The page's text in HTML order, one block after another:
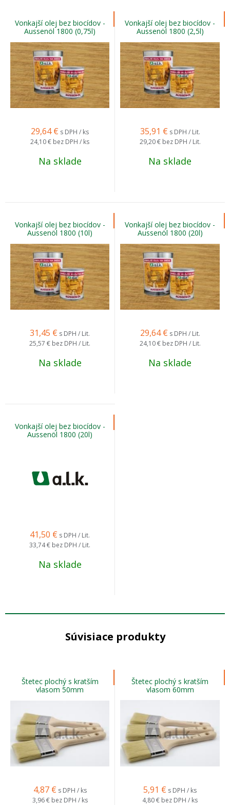
Vonkajší olej bez biocídov -
Aussenöl 1800 (0,75l)
29,64 € s DPH / ks
24,10 € bez DPH / ks
Na sklade
Vonkajší olej bez biocídov -
Aussenöl 1800 (2,5l)
35,91 € s DPH / Lit.
29,20 € bez DPH / Lit.
Na sklade
Vonkajší olej bez biocídov -
Aussenöl 1800 (10l)
31,45 € s DPH / Lit.
25,57 € bez DPH / Lit.
Na sklade
Vonkajší olej bez biocídov -
Aussenöl 1800 (20l)
29,64 € s DPH / Lit.
24,10 € bez DPH / Lit.
Na sklade
Vonkajší olej bez biocídov -
Aussenöl 1800 (20l)
41,50 € s DPH / Lit.
33,74 € bez DPH / Lit.
Na sklade
Súvisiace produkty
Štetec plochý s kratším
vlasom 50mm
4,87 € s DPH / ks
3,96 € bez DPH / ks
Štetec plochý s kratším
vlasom 60mm
5,91 € s DPH / ks
4,80 € bez DPH / ks